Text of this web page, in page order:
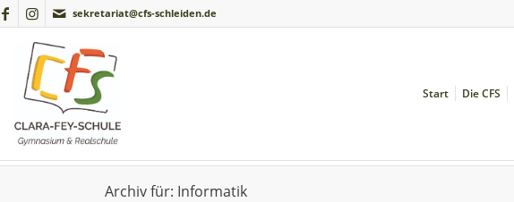
sekretariat@cfs-schleiden.de
Start Die CFS
Archiv für: Informatik